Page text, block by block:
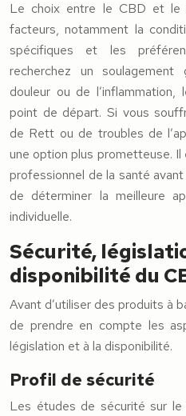
Le choix entre le CBD et le
facteurs, notamment la
spécifiques et les
recherchez un
douleur ou de
point de départ. Si vous
de Rett ou de troubles de
une option plus prometteuse.
professionnel de la santé
de déterminer la meilleure
individuelle.
Sécurité,
disponibilité du
Avant d’utiliser des produits à
de prendre en compte les
législation et à la disponibilité.
Profil de sécurité
Les études de sécurité sur